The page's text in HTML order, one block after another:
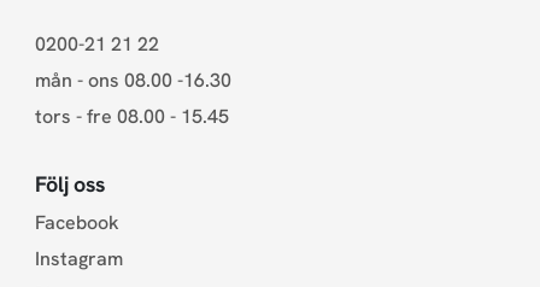
0200-21 21 22
mån - ons 08.00 -16.30
tors - fre 08.00 - 15.45
Följ oss
Facebook
Instagram